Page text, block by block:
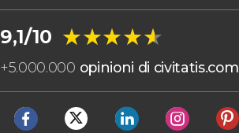
9,1/10 ★★★★★
★★★★★
+5.000.000 opinioni di civitatis.com